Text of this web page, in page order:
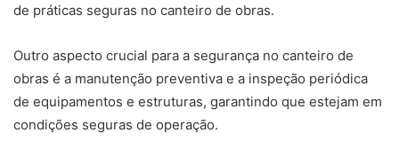
de práticas seguras no canteiro de obras.
Outro aspecto crucial para a segurança no canteiro de
obras é a manutenção preventiva e a inspeção periódica
de equipamentos e estruturas, garantindo que estejam em
condições seguras de operação.